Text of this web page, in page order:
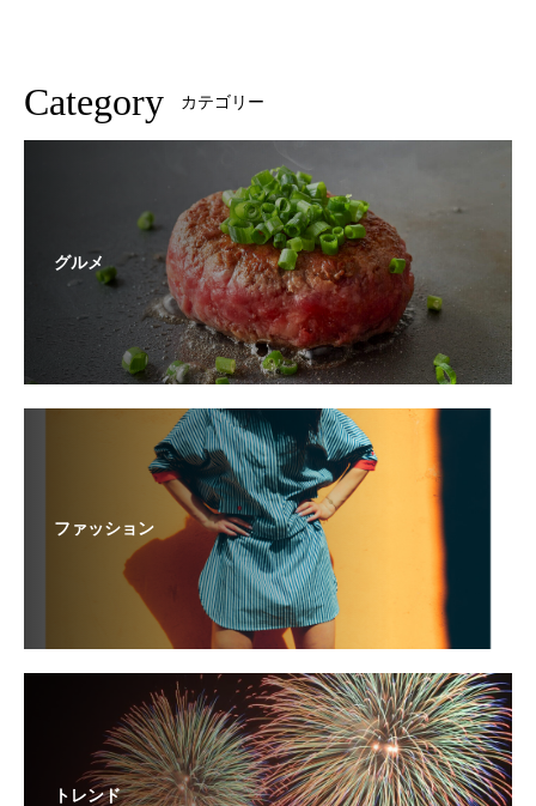
Category カテゴリー
グルメ
ファッション
トレンド